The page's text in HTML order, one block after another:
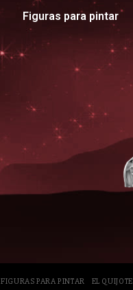
Figuras para pintar
FIGURAS PARA PINTAR EL QUIJOTE